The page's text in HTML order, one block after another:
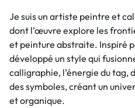
Je suis un artiste peintre et
dont l’œuvre explore les
et peinture abstraite. Inspiré
développé un style qui
calligraphie, l’énergie du
des symboles, créant un
et organique.